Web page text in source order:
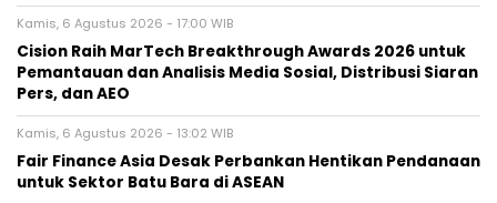
Kamis, 6 Agustus 2026 - 17:00 WIB
Cision Raih MarTech Breakthrough Awards 2026 untuk
Pemantauan dan Analisis Media Sosial, Distribusi Siaran
Pers, dan AEO
Kamis, 6 Agustus 2026 - 13:02 WIB
Fair Finance Asia Desak Perbankan Hentikan Pendanaan
untuk Sektor Batu Bara di ASEAN